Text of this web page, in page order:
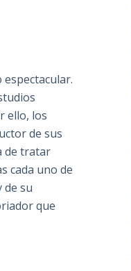
ello, los
de sus
de tratar
cada uno de
de su
que